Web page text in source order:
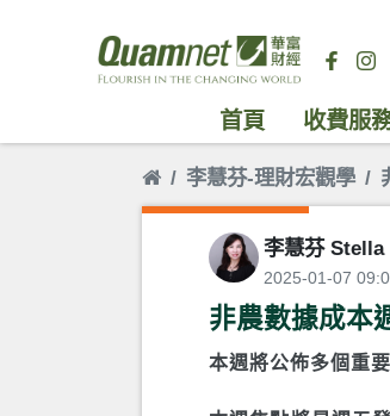
首頁 收費服
李慧芬-理財宏觀學
李慧芬 Stella
2025-01-07
非農數據成本
本週將公佈多個重